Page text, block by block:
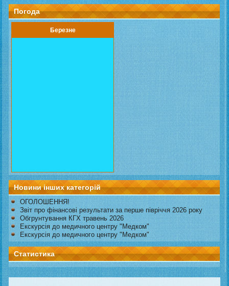
Погода
Березне
Новини інших категорій
ОГОЛОШЕННЯ!
Звіт про фінансові результати за перше півріччя 2026 року
Обгрунтування КГХ травень 2026
Екскурсія до медичного центру "Медком"
Екскурсія до медичного центру "Медком"
Статистика